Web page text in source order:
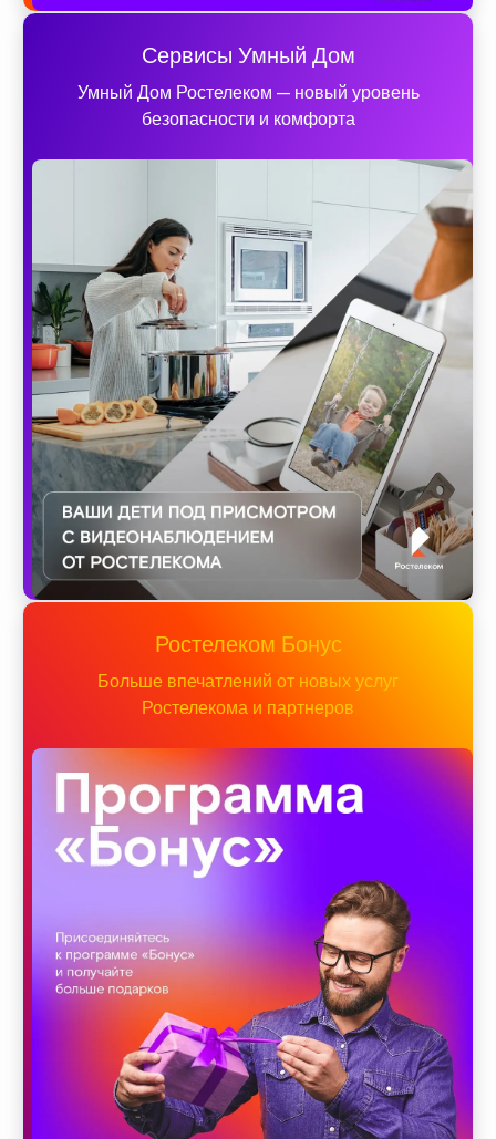
Сервисы Умный Дом
Умный Дом Ростелеком — новый уровень
безопасности и комфорта
Ростелеком Бонус
Больше впечатлений от новых услуг
Ростелекома и партнеров